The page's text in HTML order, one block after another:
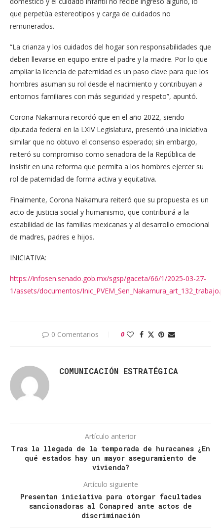
que perpetúa estereotipos y carga de cuidados no
remunerados.
“La crianza y los cuidados del hogar son responsabilidades que
deben llevarse en equipo entre el padre y la madre. Por lo que
ampliar la licencia de paternidad es un paso clave para que los
hombres asuman su rol desde el nacimiento y contribuyan a
entornos familiares con más seguridad y respeto”, apuntó.
Corona Nakamura recordó que en el año 2022, siendo
diputada federal en la LXIV Legislatura, presentó una iniciativa
similar que no obtuvo el consenso esperado; sin embargo,
reiteró su compromiso como senadora de la República de
insistir en una reforma que permita a los hombres ejercer su
rol de paternidad de forma activa y equitativa.
Finalmente, Corona Nakamura reiteró que su propuesta es un
acto de justicia social y humanismo, que contribuirá a la
estabilidad de las familias mexicanas y al desarrollo emocional
de madres, padres e hijos.
INICIATIVA:
https://infosen.senado.gob.mx/sgsp/gaceta/66/1/2025-03-27-
1/assets/documentos/
0 Comentarios 0
COMUNICACIÓN ESTRATÉGICA
Artículo anterior
Tras la llegada de la temporada de huracanes ¿En
qué estados hay un mayor aseguramiento de
vivienda?
Artículo siguiente
Presentan iniciativa para otorgar facultades
sancionadoras al Conapred ante actos de
discriminación